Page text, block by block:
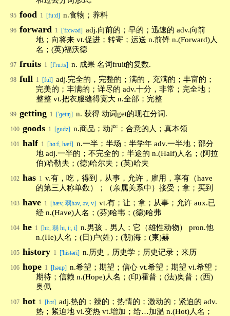
95 food 1 [fu:d] n.食物；养料
96 forward 1 ['fɔ:wəd] adj.向前的；早的；迅速的 adv.向前
地；向将来 vt.促进；转寄；运送 n.前锋 n.(Forward)人
名；(英)福沃德
97 fruits 1 [f'ruːts] n. 成果 名词fruit的复数.
98 full 1 [ful] adj.完全的，完整的；满的，充满的；丰富的；
完美的；丰满的；详尽的 adv.十分，非常；完全地；
整整 vt.把衣服缝得宽大 n.全部；完整
99 getting 1 ['ɡetɪŋ] n. 获得 动词get的现在分词.
100 goods 1 [gudz] n.商品；动产；合意的人；真本领
101 half 1 [hɑ:f, hæf] n.一半；半场；半学年 adv.一半地；部分
地 adj.一半的；不完全的；半途的 n.(Half)人名；(阿拉
伯)哈勒夫；(德)哈尔夫；(英)哈夫
102 has 1 v.有，吃，得到，从事，允许，雇用，享有（have
的第三人称单数）；（亲属关系中）接受；拿；买到
103 have 1 [hæv, 弱həv, əv, v] vt.有；让；拿；从事；允许 aux.已
经 n.(Have)人名；(芬)哈韦；(德)哈弗
104 he 1 [hi:, 弱 hi, i:, i] n.男孩，男人；它（雄性动物） pron.他
n.(He)人名；(日)户(姓)；(朝)海；(柬)赫
105 history 1 ['histəri] n.历史，历史学；历史记录；来历
106 hope 1 [həup] n.希望；期望；信心 vt.希望；期望 vi.希望；
期待；信赖 n.(Hope)人名；(印)霍普；(法)奥普；(西)
奥佩
107 hot 1 [hɔt] adj.热的；辣的；热情的；激动的；紧迫的 adv.
热；紧迫地 vi.变热 vt.增加；给…加温 n.(Hot)人名；